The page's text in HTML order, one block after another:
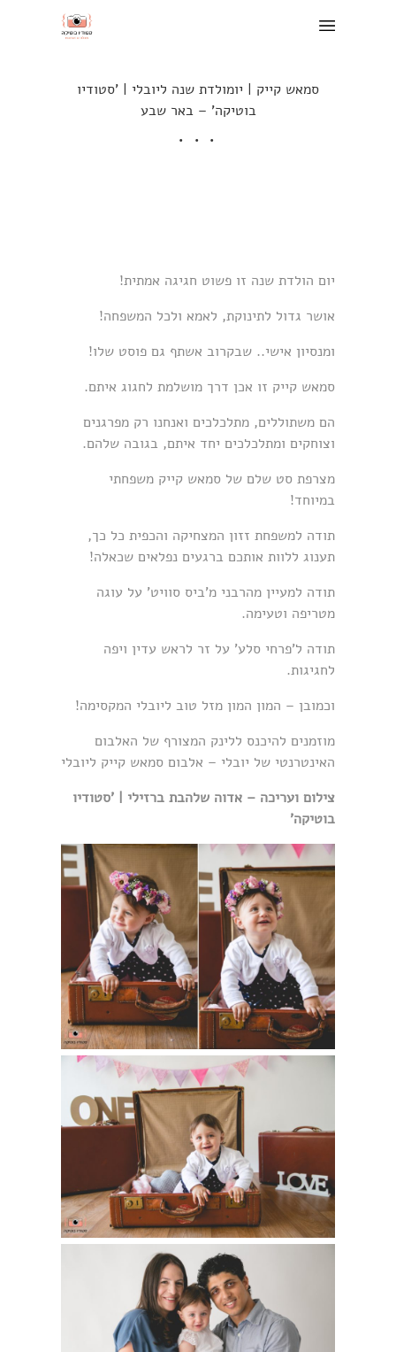
סמאש קייק | יומולדת שנה ליובלי | 'סטודיו
בוטיקה' – באר שבע
יום הולדת שנה זו פשוט חגיגה אמתית!
אושר גדול לתינוקת, לאמא ולכל המשפחה!
ומנסיון אישי.. שבקרוב אשתף גם פוסט שלו!
סמאש קייק זו אכן דרך מושלמת לחגוג איתם.
הם משתוללים, מתלכלכים ואנחנו רק מפרגנים
וצוחקים ומתלכלכים יחד איתם, בגובה שלהם.
מצרפת סט שלם של סמאש קייק משפחתי
במיוחד!
תודה למשפחת זזון המצחיקה והכפית כל כך,
תענוג ללוות אותכם ברגעים נפלאים שכאלה!
תודה למעיין מהרבני מ'ביס סוויט' על עוגה
מטריפה וטעימה.
תודה ל'פרחי סלע' על זר לראש עדין ויפה
לחגיגות.
וכמובן – המון המון מזל טוב ליובלי המקסימה!
מוזמנים להיכנס ללינק המצורף של האלבום
האינטרנטי של יובלי – אלבום סמאש קייק ליובלי
צילום ועריכה – אדוה שלהבת ברזילי | 'סטודיו
בוטיקה'